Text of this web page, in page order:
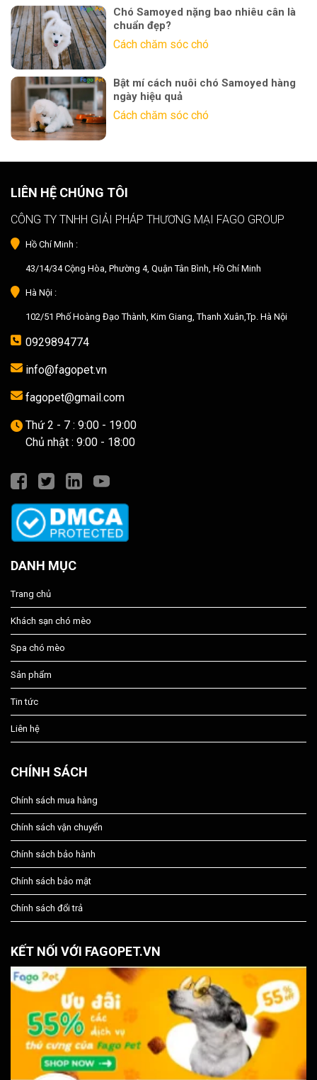
Chó Samoyed nặng bao nhiêu cân là
chuẩn đẹp?
Cách chăm sóc chó
Bật mí cách nuôi chó Samoyed hàng
ngày hiệu quả
Cách chăm sóc chó
LIÊN HỆ CHÚNG TÔI
CÔNG TY TNHH GIẢI PHÁP THƯƠNG MẠI FAGO GROUP
Hồ Chí Minh :
43/14/34 Cộng Hòa, Phường 4, Quận Tân Bình, Hồ Chí Minh
Hà Nội :
102/51 Phố Hoàng Đạo Thành, Kim Giang, Thanh Xuân,Tp. Hà Nội
0929894774
info@fagopet.vn
fagopet@gmail.com
Thứ 2 - 7 : 9:00 - 19:00
Chủ nhật : 9:00 - 18:00
DANH MỤC
Trang chủ
Khách sạn chó mèo
Spa chó mèo
Sản phẩm
Tin tức
Liên hệ
CHÍNH SÁCH
Chính sách mua hàng
Chính sách vận chuyển
Chính sách bảo hành
Chính sách bảo mật
Chính sách đổi trả
KẾT NỐI VỚI FAGOPET.VN